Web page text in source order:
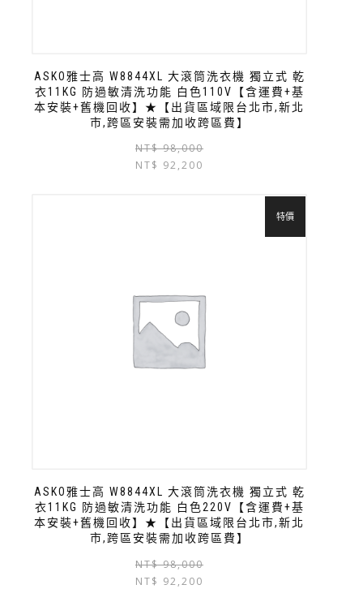
ASKO雅士高 W8844XL 大滾筒洗衣機 獨立式 乾
衣11KG 防過敏清洗功能 白色110V【含運費+基
本安裝+舊機回收】★【出貨區域限台北市,新北
市,跨區安裝需加收跨區費】
NT$98,000
NT$ 92,200
ASKO雅士高 W8844XL 大滾筒洗衣機 獨立式 乾
衣11KG 防過敏清洗功能 白色220V【含運費+基
本安裝+舊機回收】★【出貨區域限台北市,新北
市,跨區安裝需加收跨區費】
特價
NT$98,000
NT$ 92,200